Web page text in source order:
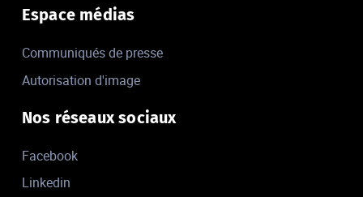
Espace médias
Communiqués de presse
Autorisation d'image
Nos réseaux sociaux
Facebook
Linkedin